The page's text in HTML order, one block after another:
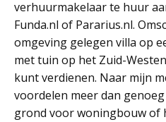
verhuurmakelaar te huur
Funda.nl of Pararius.nl.
omgeving gelegen villa op
met tuin op het Zuid-
kunt verdienen. Naar mijn
voordelen meer dan
grond voor woningbouw of